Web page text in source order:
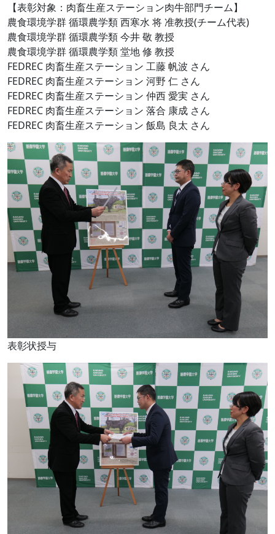
【表彰対象：肉畜生産ステーション肉牛部門チーム】
農食環境学群 循環農学類 西寒水 将 准教授(チーム代表)
農食環境学群 循環農学類 今井 敬 教授
農食環境学群 循環農学類 堂地 修 教授
FEDREC 肉畜生産ステーション 工藤 帆波 さん
FEDREC 肉畜生産ステーション 河野 仁 さん
FEDREC 肉畜生産ステーション 仲西 愛実 さん
FEDREC 肉畜生産ステーション 落合 康成 さん
FEDREC 肉畜生産ステーション 飯島 良太 さん
表彰状授与